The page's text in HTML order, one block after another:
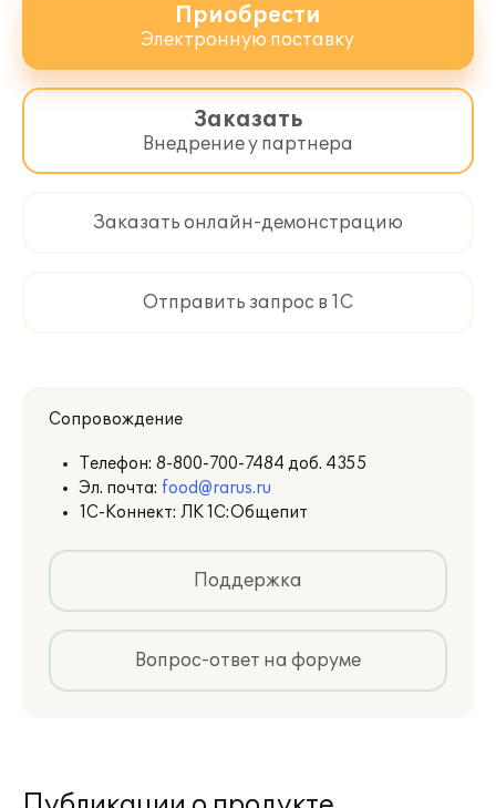
http://its.1c.ru/zakaz.
Приобрести
Электронную поставку
Заказать
Внедрение у партнера
Заказать онлайн-демонстрацию
Отправить запрос в 1С
Сопровождение
Телефон: 8-800-700-7484 доб. 4355
Эл. почта: food@rarus.ru
1С-Коннект: ЛК 1С:Общепит
Поддержка
Вопрос-ответ на форуме